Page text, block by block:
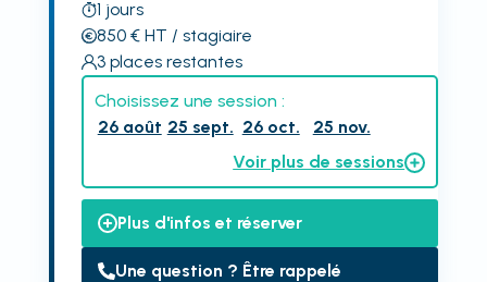
1 jours
850€ HT / stagiaire
3 places restantes
Choisissez une session :
26 août 25 sept. 26 oct.
25 nov.
Voir plus de sessions
Plus d'infos et réserver
Une question ? Être rappelé